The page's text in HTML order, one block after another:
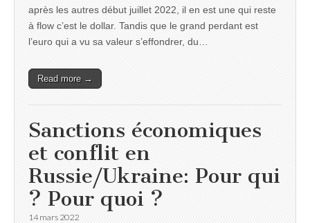
après les autres début juillet 2022, il en est une qui reste
à flow c’est le dollar. Tandis que le grand perdant est
l’euro qui a vu sa valeur s’effondrer, du…
Read more →
Sanctions économiques
et conflit en
Russie/Ukraine: Pour qui
? Pour quoi ?
14 mars 2022